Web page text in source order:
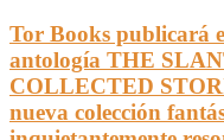
Tor Books publicará
antología THE
COLLECTED
nueva colección